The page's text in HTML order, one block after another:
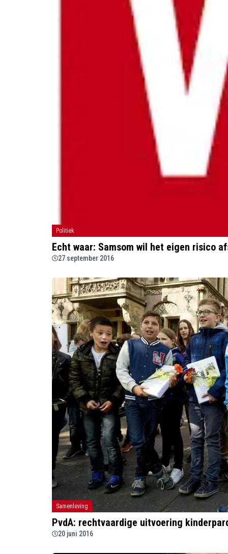
Politiek
Echt waar: Samsom wil het eigen risico
27 september 2016
Samenleving
PvdA: rechtvaardige uitvoering
20 juni 2016